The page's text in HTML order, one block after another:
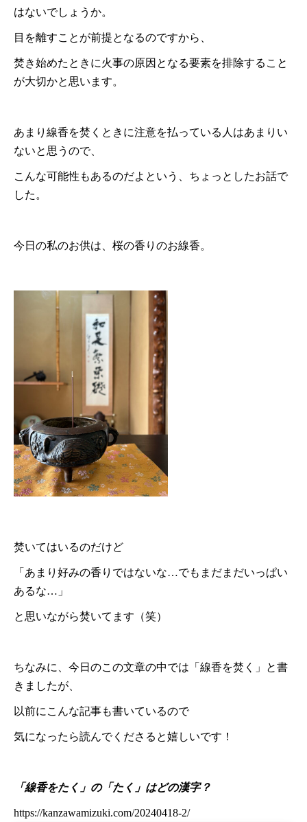
はないでしょうか。
目を離すことが前提となるのですから、
焚き始めたときに火事の原因となる要素を排除すること
が大切かと思います。
あまり線香を焚くときに注意を払っている人はあまりい
ないと思うので、
こんな可能性もあるのだよという、ちょっとしたお話で
した。
今日の私のお供は、桜の香りのお線香。
焚いてはいるのだけど
「あまり好みの香りではないな…でもまだまだいっぱい
あるな…」
と思いながら焚いてます（笑）
ちなみに、今日のこの文章の中では「線香を焚く」と書
きましたが、
以前にこんな記事も書いているので
気になったら読んでくださると嬉しいです！
「線香をたく」の「たく」はどの漢字？
https://kanzawamizuki.com/20240418-2/